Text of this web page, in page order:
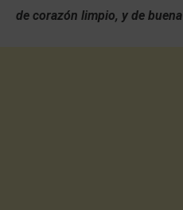
de corazón limpio, y de